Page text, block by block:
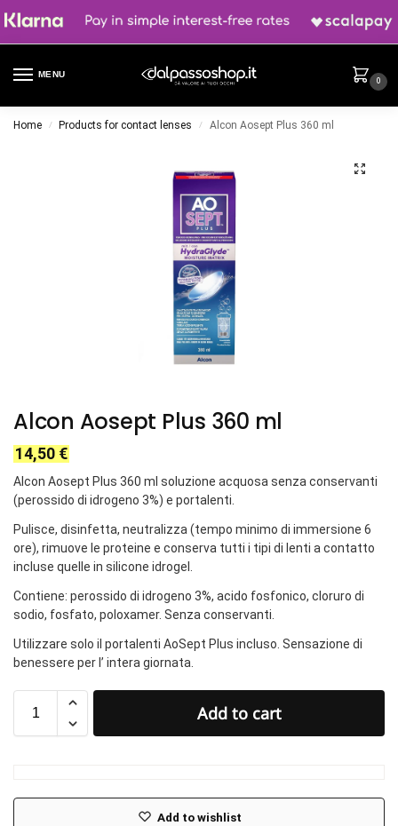
MENU
0
Home / Products for contact lenses / Alcon Aosept Plus 360 ml
Alcon Aosept Plus 360 ml
14,50 €
Alcon Aosept Plus 360 ml soluzione acquosa senza conservanti
(perossido di idrogeno 3%) e portalenti.
Pulisce, disinfetta, neutralizza (tempo minimo di immersione 6
ore), rimuove le proteine e conserva tutti i tipi di lenti a contatto
incluse quelle in silicone idrogel.
Contiene: perossido di idrogeno 3%, acido fosfonico, cloruro di
sodio, fosfato, poloxamer. Senza conservanti.
Utilizzare solo il portalenti AoSept Plus incluso. Sensazione di
benessere per l’ intera giornata.
Add to cart
Add to wishlist